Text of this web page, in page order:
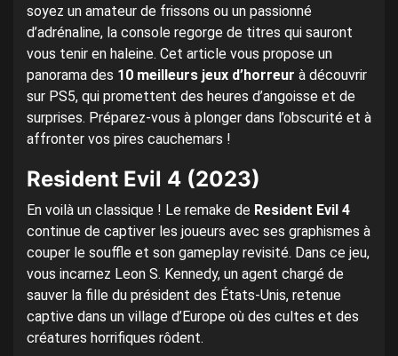
soyez un amateur de frissons ou un passionné
d’adrénaline, la console regorge de titres qui sauront
vous tenir en haleine. Cet article vous propose un
panorama des 10 meilleurs jeux d’horreur à découvrir
sur PS5, qui promettent des heures d’angoisse et de
surprises. Préparez-vous à plonger dans l’obscurité et à
affronter vos pires cauchemars !
Resident Evil 4 (2023)
En voilà un classique ! Le remake de Resident Evil 4
continue de captiver les joueurs avec ses graphismes à
couper le souffle et son gameplay revisité. Dans ce jeu,
vous incarnez Leon S. Kennedy, un agent chargé de
sauver la fille du président des États-Unis, retenue
captive dans un village d’Europe où des cultes et des
créatures horrifiques rôdent.